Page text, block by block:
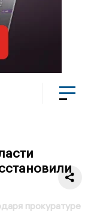
прокуратуре